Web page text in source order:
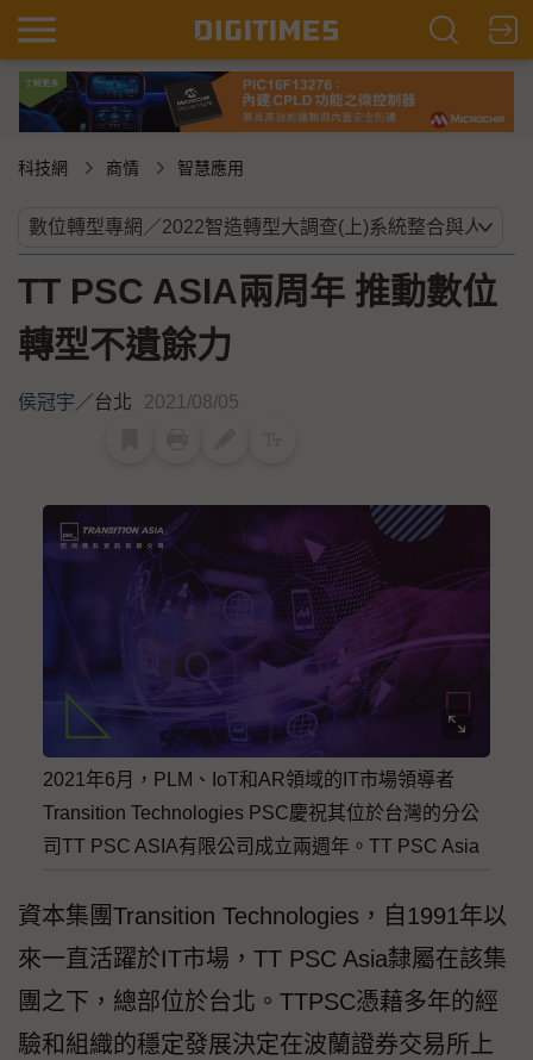
科技網 商情 智慧應用
TT PSC ASIA兩周年 推動數位
轉型不遺餘力
侯冠宇／台北 2021/08/05
2021年6月，PLM、IoT和AR領域的IT市場領導者
Transition Technologies PSC慶祝其位於台灣的分公
司TT PSC ASIA有限公司成立兩週年。TT PSC Asia
資本集團Transition Technologies，自1991年以
來一直活躍於IT市場，TT PSC Asia隸屬在該集
團之下，總部位於台北。TTPSC憑藉多年的經
驗和組織的穩定發展決定在波蘭證券交易所上